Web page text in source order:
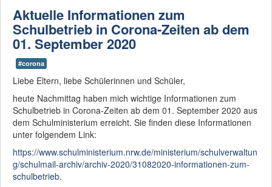
Aktuelle Informationen zum
Schulbetrieb in Corona-Zeiten ab dem
01. September 2020
#corona
Liebe Eltern, liebe Schülerinnen und Schüler,
heute Nachmittag haben mich wichtige Informationen zum
Schulbetrieb in Corona-Zeiten ab dem 01. September 2020 aus
dem Schulministerium erreicht. Sie finden diese Informationen
unter folgendem Link:
https://www.schulministerium.nrw.de/ministerium/schulverwaltun
g/schulmail-archiv/archiv-2020/31082020-informationen-zum-
schulbetrieb.